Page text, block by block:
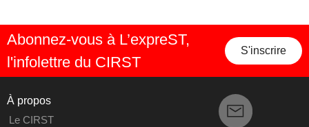
Abonnez-vous à L’expreST,
l'infolettre du CIRST
S'inscrire
À propos
Le CIRST